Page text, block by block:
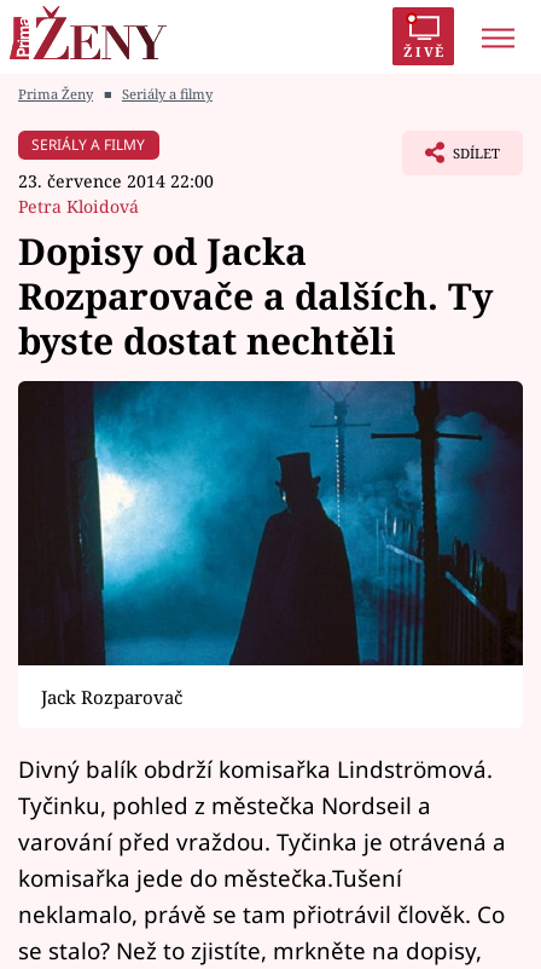
ŽIVĚ
Módní alarm
Témata
Celebrity
Vztahy
Seriály
Horoskopy
Sledujte prima+
Filmový festival Karlovy Vary
Mámy sobě
Přihlášení
Sledujte nás
Prima Ženy ■ Seriály a filmy
SERIÁLY A FILMY
23. července 2014 22:00
Petra Kloidová
SDÍLET
Dopisy od Jacka
Rozparovače a dalších. Ty
byste dostat nechtěli
Jack Rozparovač
Divný balík obdrží komisařka Lindströmová.
Tyčinku, pohled z městečka Nordseil a
varování před vraždou. Tyčinka je otrávená a
komisařka jede do městečka.Tušení
neklamalo, právě se tam přiotrávil člověk. Co
se stalo? Než to zjistíte, mrkněte na dopisy,